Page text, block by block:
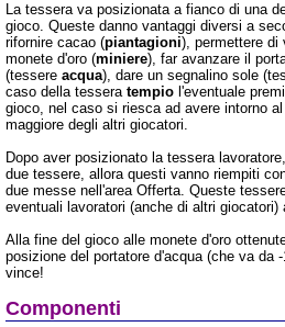
La tessera va posizionata a fianco di una
gioco. Queste danno vantaggi diversi a
rifornire cacao (piantagioni), permettere di
monete d'oro (miniere), far avanzare il
(tessere acqua), dare un segnalino sole
caso della tessera tempio l'eventuale
gioco, nel caso si riesca ad avere intorno
maggiore degli altri giocatori.
Dopo aver posizionato la tessera
due tessere, allora questi vanno riempiti
due messe nell'area Offerta. Queste
eventuali lavoratori (anche di altri giocatori)
Alla fine del gioco alle monete d'oro
posizione del portatore d'acqua (che va da
vince!
Componenti